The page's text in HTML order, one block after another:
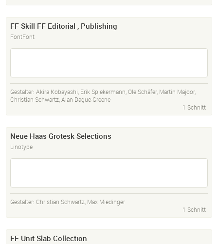
FF Skill FF Editorial , Publishing
FontFont
Gestalter: Akira Kobayashi, Erik Spiekermann,Ole Schäfer, Martin Majoor,
Christian Schwartz,Alan Dague-Greene
1 Schnitt
Neue Haas Grotesk Selections
Linotype
Gestalter: Christian Schwartz, Max Miedinger
1 Schnitt
FF Unit Slab Collection